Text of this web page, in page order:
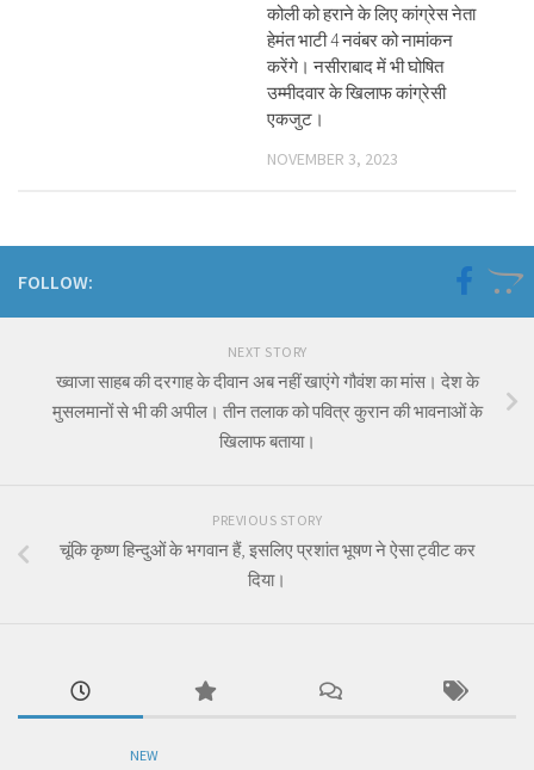
कोली को हराने के लिए कांग्रेस नेता
हेमंत भाटी 4 नवंबर को नामांकन
करेंगे। नसीराबाद में भी घोषित
उम्मीदवार के खिलाफ कांग्रेसी
एकजुट।
NOVEMBER 3, 2023
FOLLOW:
NEXT STORY
ख्वाजा साहब की दरगाह के दीवान अब नहीं खाएंगे गौवंश का मांस। देश के
मुसलमानों से भी की अपील। तीन तलाक को पवित्र कुरान की भावनाओं के
खिलाफ बताया।
PREVIOUS STORY
चूंकि कृष्ण हिन्दुओं के भगवान हैं, इसलिए प्रशांत भूषण ने ऐसा ट्वीट कर
दिया।
NEW